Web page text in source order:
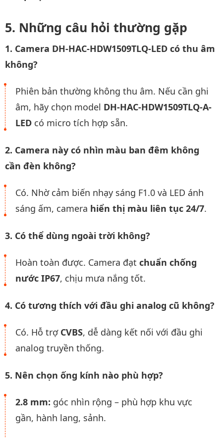
Những câu hỏi thường gặp
1. Camera DH-HAC-HDW1509TLQ-LED có thu âm
không?
Phiên bản thường không thu âm. Nếu cần ghi
âm, hãy chọn model DH-HAC-HDW1509TLQ-A-
LED có micro tích hợp sẵn.
2. Camera này có nhìn màu ban đêm không
cần đèn không?
Có. Nhờ cảm biến nhạy sáng F1.0 và LED ánh
sáng ấm, camera hiển thị màu liên tục 24/7.
3. Có thể dùng ngoài trời không?
Hoàn toàn được. Camera đạt chuẩn chống
nước IP67, chịu mưa nắng tốt.
4. Có tương thích với đầu ghi analog cũ không?
Có. Hỗ trợ CVBS, dễ dàng kết nối với đầu ghi
analog truyền thống.
5. Nên chọn ống kính nào phù hợp?
2.8 mm: góc nhìn rộng – phù hợp khu vực
gần, hành lang, sảnh.